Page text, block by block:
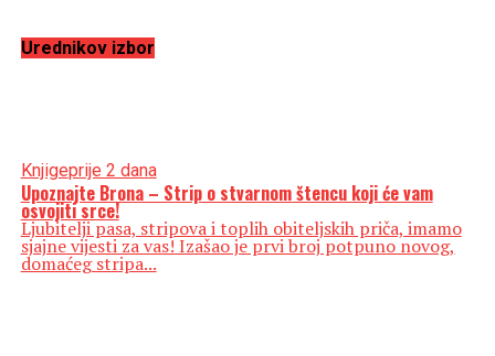
Urednikov izbor
Knjigeprije 2 dana
Upoznajte Brona – Strip o stvarnom štencu koji će vam
osvojiti srce!
Ljubitelji pasa, stripova i toplih obiteljskih priča, imamo
sjajne vijesti za vas! Izašao je prvi broj potpuno novog,
domaćeg stripa...